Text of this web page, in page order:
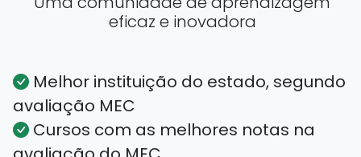
eficaz e inovadora
Melhor instituição do estado, segundo
avaliação MEC
Cursos com as melhores notas na